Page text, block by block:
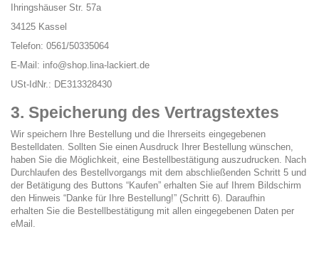
Ihringshäuser Str. 57a
34125 Kassel
Telefon: 0561/50335064
E-Mail: info@shop.lina-lackiert.de
USt-IdNr.: DE313328430
3. Speicherung des Vertragstextes
Wir speichern Ihre Bestellung und die Ihrerseits eingegebenen
Bestelldaten. Sollten Sie einen Ausdruck Ihrer Bestellung wünschen,
haben Sie die Möglichkeit, eine Bestellbestätigung auszudrucken. Nach
Durchlaufen des Bestellvorgangs mit dem abschließenden Schritt 5 und
der Betätigung des Buttons “Kaufen” erhalten Sie auf Ihrem Bildschirm
den Hinweis “Danke für Ihre Bestellung!” (Schritt 6). Daraufhin
erhalten Sie die Bestellbestätigung mit allen eingegebenen Daten per
eMail.